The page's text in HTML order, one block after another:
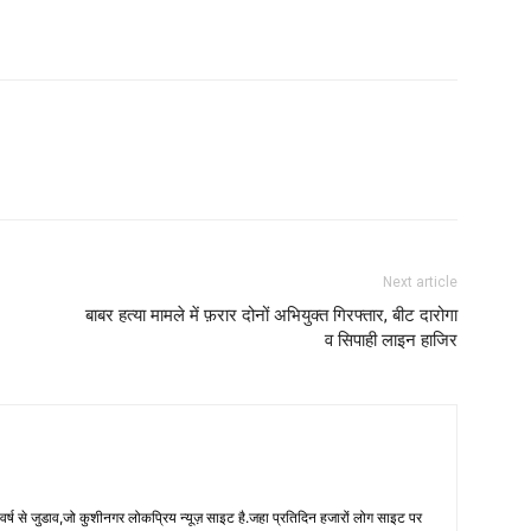
Next article
बाबर हत्या मामले में फ़रार दोनों अभियुक्त गिरफ्तार, बीट दारोगा
व सिपाही लाइन हाजिर
से जुडाव,जो कुशीनगर लोकप्रिय न्यूज़ साइट है.जहा प्रतिदिन हजारों लोग साइट पर